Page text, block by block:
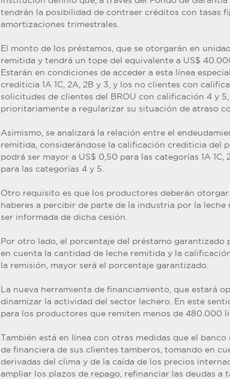
tendrán la posibilidad de contraer créditos con tasas
amortizaciones trimestrales.
El monto de los préstamos, que se otorgarán en
remitida y tendrá un tope del equivalente a US$
Estarán en condiciones de acceder a esta línea
crediticia 1A 1C, 2A, 2B y 3, y los no clientes con
solicitudes de clientes del BROU con calificación 4 y
prioritariamente a regularizar su situación de atraso
Asimismo, se analizará la relación entre el
remitida, considerándose la calificación crediticia del
podrá ser mayor a US$ 0,50 para las categorías 1A
para las categorías 4 y 5.
Otro requisito es que los productores deberán
haberes a percibir de parte de la industria por la
ser informada de dicha cesión.
Por otro lado, el porcentaje del préstamo garantizado
en cuenta la cantidad de leche remitida y la
la remisión, mayor será el porcentaje garantizado.
La nueva herramienta de financiamiento, que estará
dinamizar la actividad del sector lechero. En este
para los productores que remiten menos de 480.000
También está en línea con otras medidas que el
de financiera de sus clientes tamberos, tomando en
derivadas del clima y de la caída de los precios
ampliar los plazos de repago, refinanciar las deudas a